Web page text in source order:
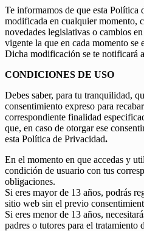
Te informamos de que esta Política
modificada en cualquier momento,
novedades legislativas o cambios
vigente la que en cada momento se
Dicha modificación se te notificará
CONDICIONES DE USO
Debes saber, para tu tranquilidad,
consentimiento expreso para
correspondiente finalidad
que, en caso de otorgar ese
esta Política de Privacidad.
En el momento en que accedas y
condición de usuario con tus
obligaciones.
Si eres mayor de 13 años, podrás
sitio web sin el previo
Si eres menor de 13 años,
padres o tutores para el tratamiento